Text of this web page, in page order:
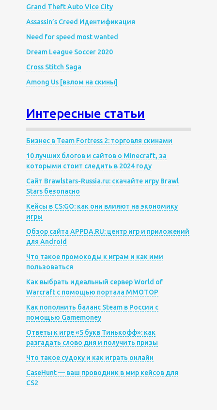
Grand Theft Auto Vice City
Assassin’s Creed Идентификация
Need for speed most wanted
Dream League Soccer 2020
Cross Stitch Saga
Among Us [взлом на скины]
Интересные статьи
Бизнес в Team Fortress 2: торговля скинами
10 лучших блогов и сайтов о Minecraft, за
которыми стоит следить в 2024 году
Сайт Brawlstars-Russia.ru: скачайте игру Brawl
Stars безопасно
Кейсы в CS:GO: как они влияют на экономику
игры
Обзор сайта APPDA.RU: центр игр и приложений
для Android
Что такое промокоды к играм и как ими
пользоваться
Как выбрать идеальный сервер World of
Warcraft с помощью портала MMOTOP
Как пополнить баланс Steam в России с
помощью Gamemoney
Ответы к игре «5 букв Тинькофф»: как
разгадать слово дня и получить призы
Что такое судоку и как играть онлайн
CaseHunt — ваш проводник в мир кейсов для
CS2